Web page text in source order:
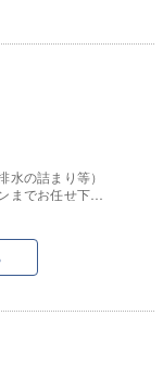
の詰まり等）
でお任せ下さ